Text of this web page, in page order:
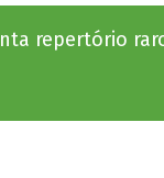
repertório